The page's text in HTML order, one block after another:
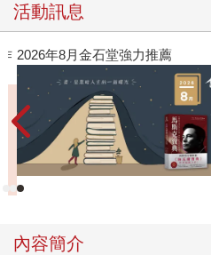
活動訊息
2026年8月金石堂強力推薦
內容簡介